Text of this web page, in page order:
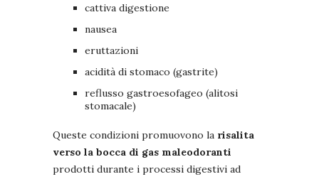
cattiva digestione
nausea
eruttazioni
acidità di stomaco (gastrite)
reflusso gastroesofageo (alitosi
stomacale)
Queste condizioni promuovono la risalita
verso la bocca di gas maleodoranti
prodotti durante i processi digestivi ad